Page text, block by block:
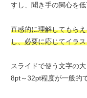
すし、聞き手の関心を低
直感的に理解してもら
し、必要に応じてイラ
スライドで使う文字の
8pt～32pt程度が一般的